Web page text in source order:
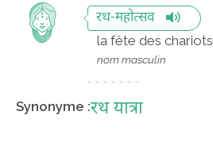
रथ-महोत्सव
la fête des chariots
nom masculin
Synonyme :रथ यात्रा